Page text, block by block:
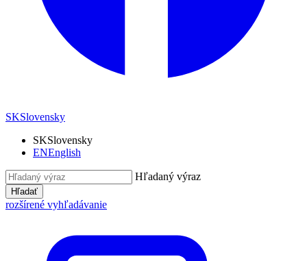
SKSlovensky
SKSlovensky
ENEnglish
Hľadaný výraz
Hľadať
rozšírené vyhľadávanie